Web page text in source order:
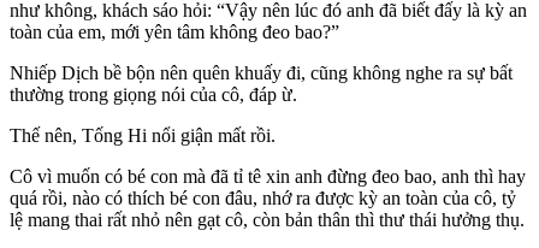
như không, khách sáo hỏi: “Vậy nên lúc đó anh đã biết đấy là kỳ an
toàn của em, mới yên tâm không đeo bao?”
Nhiếp Dịch bề bộn nên quên khuấy đi, cũng không nghe ra sự bất
thường trong giọng nói của cô, đáp ừ.
Thế nên, Tống Hi nổi giận mất rồi.
Cô vì muốn có bé con mà đã tỉ tê xin anh đừng đeo bao, anh thì hay
quá rồi, nào có thích bé con đâu, nhớ ra được kỳ an toàn của cô, tỷ
lệ mang thai rất nhỏ nên gạt cô, còn bản thân thì thư thái hưởng thụ.